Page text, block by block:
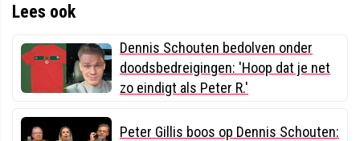
Lees ook
Dennis Schouten bedolven onder
doodsbedreigingen: 'Hoop dat je net
zo eindigt als Peter R.'
Peter Gillis boos op Dennis Schouten: